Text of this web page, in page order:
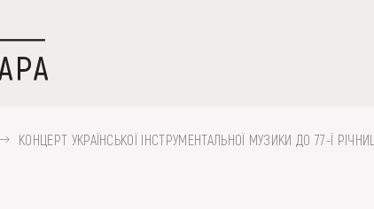
КОНЦЕРТ УКРАЇНСЬКОЇ ІНСТРУМЕНТАЛЬНОЇ МУЗИКИ ДО 77-Ї